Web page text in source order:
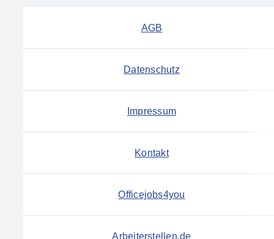
AGB
Datenschutz
Impressum
Kontakt
Officejobs4you
Arbeiterstellen.de